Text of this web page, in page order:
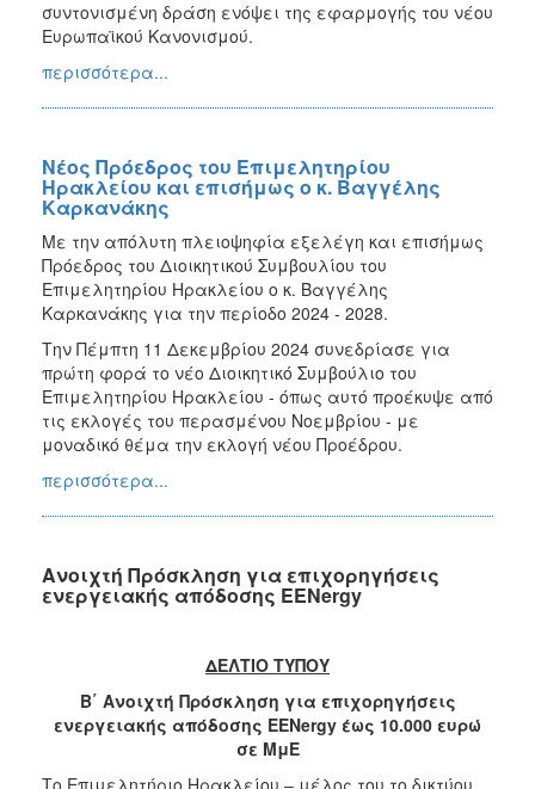
συντονισμένη δράση ενόψει της εφαρμογής του νέου
Ευρωπαϊκού Κανονισμού.
περισσότερα...
Νέος Πρόεδρος του Επιμελητηρίου
Ηρακλείου και επισήμως ο κ. Βαγγέλης
Καρκανάκης
Με την απόλυτη πλειοψηφία εξελέγη και επισήμως
Πρόεδρος του Διοικητικού Συμβουλίου του
Επιμελητηρίου Ηρακλείου ο κ. Βαγγέλης
Καρκανάκης για την περίοδο 2024 - 2028.
Την Πέμπτη 11 Δεκεμβρίου 2024 συνεδρίασε για
πρώτη φορά το νέο Διοικητικό Συμβούλιο του
Επιμελητηρίου Ηρακλείου - όπως αυτό προέκυψε από
τις εκλογές του περασμένου Νοεμβρίου - με
μοναδικό θέμα την εκλογή νέου Προέδρου.
περισσότερα...
Ανοιχτή Πρόσκληση για επιχορηγήσεις
ενεργειακής απόδοσης EENergy
ΔΕΛΤΙΟ ΤΥΠΟΥ
Β΄ Ανοιχτή Πρόσκληση για επιχορηγήσεις
ενεργειακής απόδοσης EENergy έως 10.000 ευρώ
σε ΜμΕ
Το Επιμελητήριο Ηρακλείου – μέλος του το δικτύου